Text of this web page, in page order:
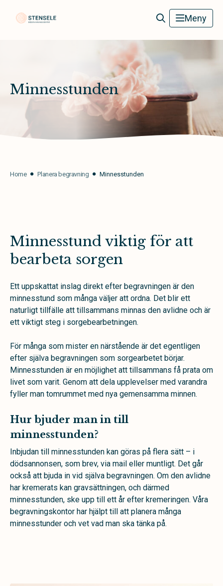
Meny
Minnesstunden
Home Planera begravning Minnesstunden
Minnesstund viktig för att
bearbeta sorgen
Ett uppskattat inslag direkt efter begravningen är den
minnesstund som många väljer att ordna. Det blir ett
naturligt tillfälle att tillsammans minnas den avlidne och är
ett viktigt steg i sorgebearbetningen.
För många som mister en närstående är det egentligen
efter själva begravningen som sorgearbetet börjar.
Minnesstunden är en möjlighet att tillsammans få prata om
livet som varit. Genom att dela upplevelser med varandra
fyller man tomrummet med nya gemensamma minnen.
Hur bjuder man in till
minnesstunden?
Inbjudan till minnesstunden kan göras på flera sätt – i
dödsannonsen, som brev, via mail eller muntligt. Det går
också att bjuda in vid själva begravningen. Om den avlidne
har kremerats kan gravsättningen, och därmed
minnesstunden, ske upp till ett år efter kremeringen. Våra
begravningskontor har hjälpt till att planera många
minnesstunder och vet vad man ska tänka på.